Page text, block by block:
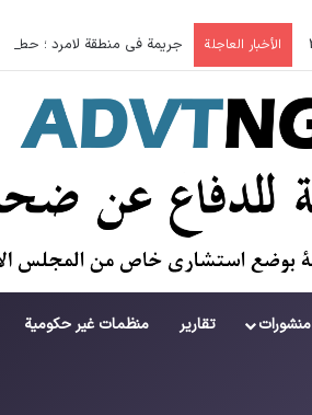
الأخبار العاجلة جريمة في منطقة لامرد ؛ حطام
منشورات تقارير منظمات غير حكومية